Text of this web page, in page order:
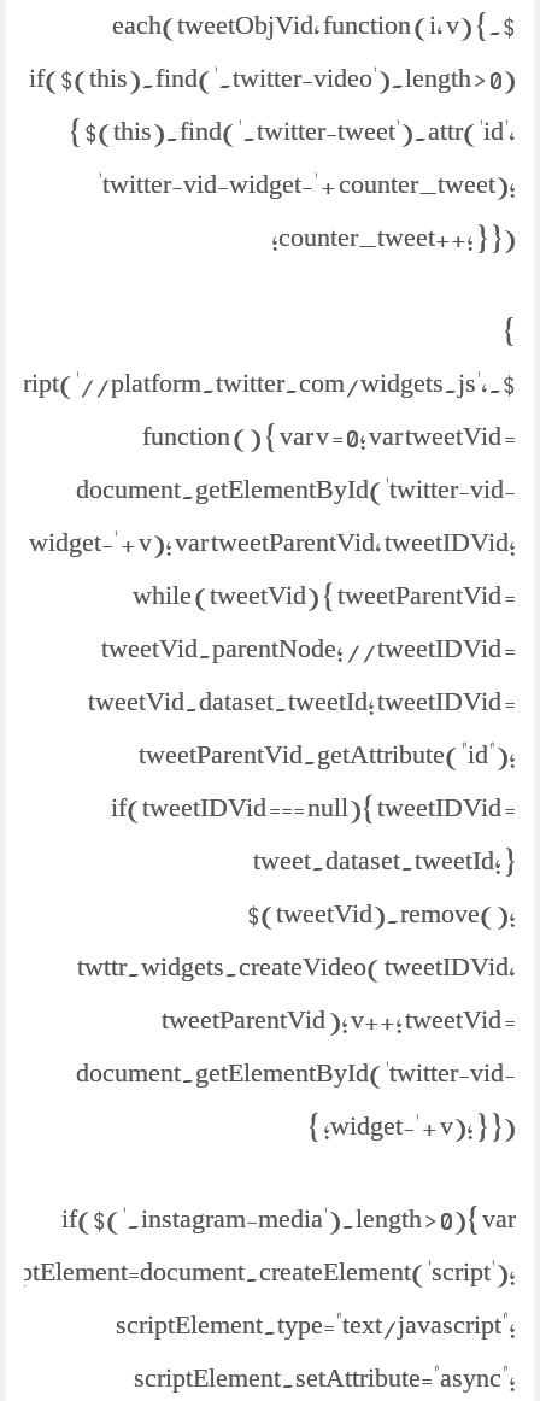
$.each(tweetObjVid, function (i, v) {
if($(this).find('.twitter-video').length > 0)
{ $(this).find('.twitter-tweet').attr('id',
'twitter-vid-widget-' + counter_tweet);
counter_tweet++; } });
}
platform.twitter.com/widgets.js',
function () { var v = 0; var tweetVid =
document.getElementById('twitter-vid-
widget-' + v); var tweetParentVid, tweetIDVid;
while (tweetVid) { tweetParentVid =
tweetVid.parentNode; //tweetIDVid =
tweetVid.dataset.tweetId; tweetIDVid =
tweetParentVid.getAttribute("id");
if(tweetIDVid === null){ tweetIDVid =
tweet.dataset.tweetId; }
$(tweetVid).remove();
twttr.widgets.createVideo( tweetIDVid,
tweetParentVid ); v++; tweetVid =
document.getElementById('twitter-vid-
widget-' + v); } }); }
if($('.instagram-media').length > 0){ var
scriptElement.type="text/javascript";
scriptElement.setAttribute="async";